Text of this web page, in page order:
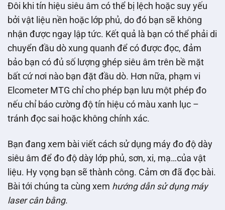
Đôi khi tín hiệu siêu âm có thể bị lệch hoặc suy yếu
bởi vật liệu nền hoặc lớp phủ, do đó bạn sẽ không
nhận được ngay lập tức. Kết quả là bạn có thể phải di
chuyển đầu dò xung quanh để có được đọc, đảm
bảo bạn có đủ số lượng ghép siêu âm trên bề mặt
bất cứ nơi nào bạn đặt đầu dò. Hơn nữa, phạm vi
Elcometer MTG chỉ cho phép bạn lưu một phép đo
nếu chỉ báo cường độ tín hiệu có màu xanh lục –
tránh đọc sai hoặc không chính xác.
Bạn đang xem bài viết cách sử dụng máy đo độ dày
siêu âm để đo độ dày lớp phủ, sơn, xi, mạ…của vật
liệu. Hy vọng bạn sẽ thành công. Cảm ơn đã đọc bài.
Bài tới chúng ta cùng xem hướng dẫn sử dụng máy
laser cân bằng.